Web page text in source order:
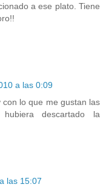
a ese plato. Tiene
a las 0:09
lo que me gustan las
descartado la
las 15:07